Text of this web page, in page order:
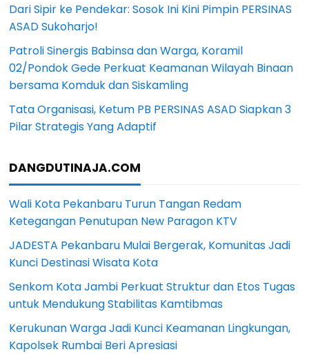
Dari Sipir ke Pendekar: Sosok Ini Kini Pimpin PERSINAS
ASAD Sukoharjo!
Patroli Sinergis Babinsa dan Warga, Koramil
02/Pondok Gede Perkuat Keamanan Wilayah Binaan
bersama Komduk dan Siskamling
Tata Organisasi, Ketum PB PERSINAS ASAD Siapkan 3
Pilar Strategis Yang Adaptif
DANGDUTINAJA.COM
Wali Kota Pekanbaru Turun Tangan Redam
Ketegangan Penutupan New Paragon KTV
JADESTA Pekanbaru Mulai Bergerak, Komunitas Jadi
Kunci Destinasi Wisata Kota
Senkom Kota Jambi Perkuat Struktur dan Etos Tugas
untuk Mendukung Stabilitas Kamtibmas
Kerukunan Warga Jadi Kunci Keamanan Lingkungan,
Kapolsek Rumbai Beri Apresiasi